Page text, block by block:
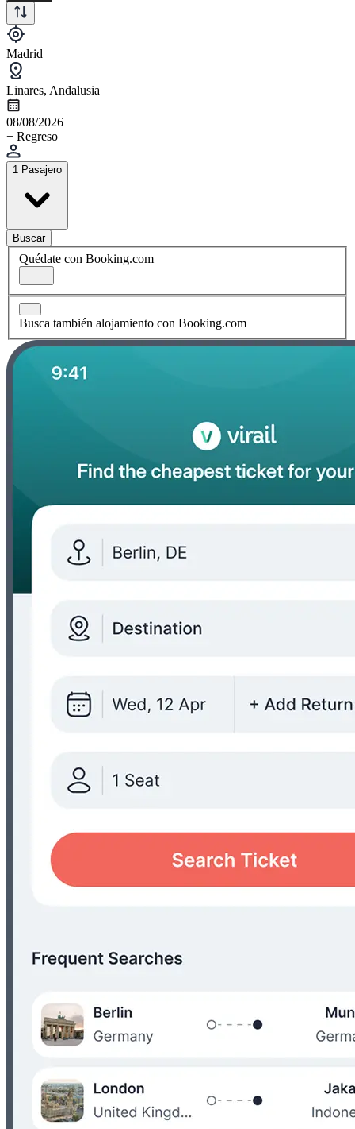
Madrid
Linares, Andalusia
08/08/2026
+ Regreso
1 Pasajero
Buscar
Quédate con Booking.com
Busca también alojamiento con Booking.com